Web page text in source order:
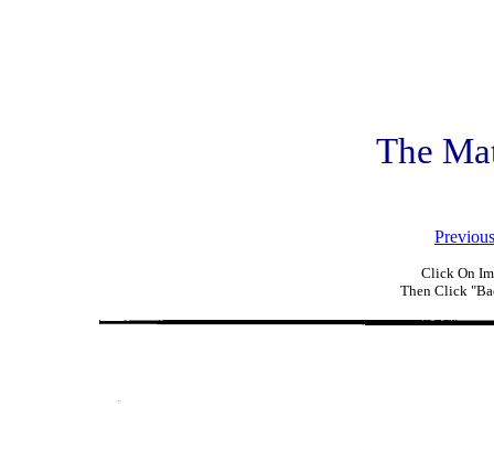
The
Click On
Then Click